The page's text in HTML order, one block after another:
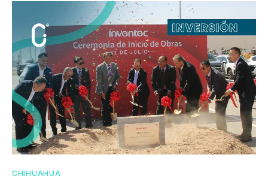
CHIHUAHUA